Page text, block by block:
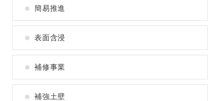
簡易推進
表面含浸
補修事業
補強土壁